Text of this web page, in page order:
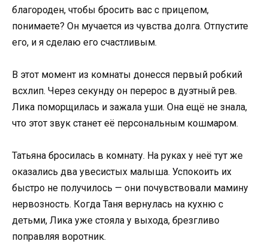
благороден, чтобы бросить вас с прицепом,
понимаете? Он мучается из чувства долга. Отпустите
его, и я сделаю его счастливым.
В этот момент из комнаты донесся первый робкий
всхлип. Через секунду он перерос в дуэтный рев.
Лика поморщилась и зажала уши. Она ещё не знала,
что этот звук станет её персональным кошмаром.
Татьяна бросилась в комнату. На руках у неё тут же
оказались два увесистых малыша. Успокоить их
быстро не получилось — они почувствовали мамину
нервозность. Когда Таня вернулась на кухню с
детьми, Лика уже стояла у выхода, брезгливо
поправляя воротник.